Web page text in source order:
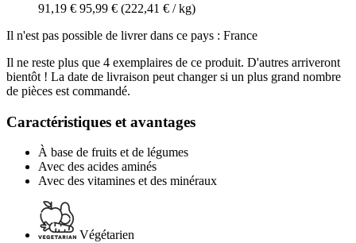
91,19 € 95,99 € (222,41 € / kg)
Il n'est pas possible de livrer dans ce pays : France
Il ne reste plus que 4 exemplaires de ce produit. D'autres arriveront
bientôt ! La date de livraison peut changer si un plus grand nombre
de pièces est commandé.
Caractéristiques et avantages
À base de fruits et de légumes
Avec des acides aminés
Avec des vitamines et des minéraux
Végétarien